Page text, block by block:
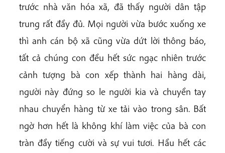
trước nhà văn hóa xã, đã thấy người dân tập
trung rất đầy đủ. Mọi người vừa bước xuống xe
thì anh cán bộ xã cũng vừa dứt lời thông báo,
tất cả chúng con đều hết sức ngạc nhiên trước
cảnh tượng bà con xếp thành hai hàng dài,
người này đứng so le người kia và chuyền tay
nhau chuyển hàng từ xe tải vào trong sân. Bất
ngờ hơn hết là không khí làm việc của bà con
tràn đầy tiếng cười và sự vui tươi. Hầu hết các